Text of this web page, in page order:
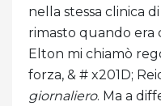
nella stessa clinica
rimasto quando era
Elton mi chiamò
forza, & # x201D;
giornaliero. Ma a